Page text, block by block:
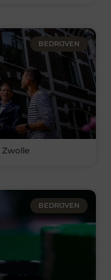
BEDRIJVEN
Zwolle
BEDRIJVEN